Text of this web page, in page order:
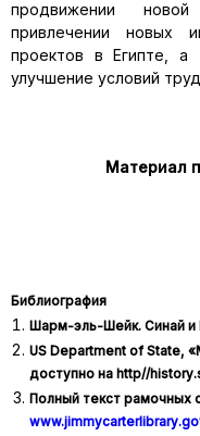
продвижении
привлечении новых
проектов в Египте, а
улучшение условий
Материал
Библиография
Шарм-эль-Шейк. Синай и
US Department of State,
доступно на http//
Полный текст рамочных